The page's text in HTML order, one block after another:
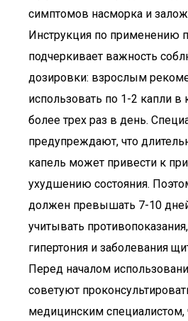
симптомов насморка и
Инструкция по применению
подчеркивает важность
дозировки: взрослым
использовать по 1-2 капли
более трех раз в день.
предупреждают, что
капель может привести к
ухудшению состояния.
должен превышать 7-10
учитывать
гипертония и заболевания
Перед началом
советуют
медицинским специалистом,